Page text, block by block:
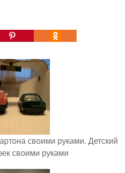
своими руками. Детский
своими руками